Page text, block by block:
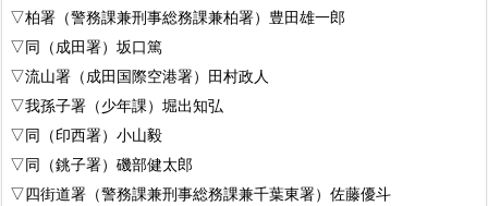
▽柏署（警務課兼刑事総務課兼柏署）豊田雄一郎
▽同（成田署）坂口篤
▽流山署（成田国際空港署）田村政人
▽我孫子署（少年課）堀出知弘
▽同（印西署）小山毅
▽同（銚子署）磯部健太郎
▽四街道署（警務課兼刑事総務課兼千葉東署）佐藤優斗